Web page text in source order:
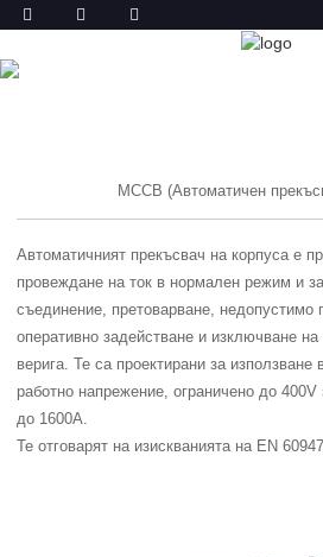
ПРОДУКТ
MCCB (Автоматичен
Автоматичният прекъсвач на корпуса е
провеждане на ток в нормален режим и
съединение, претоварване, недопустимо
оперативно задействане и изключване на
верига. Те са проектирани за използване
работно напрежение, ограничено до
до 1600A.
Те отговарят на изискванията на EN